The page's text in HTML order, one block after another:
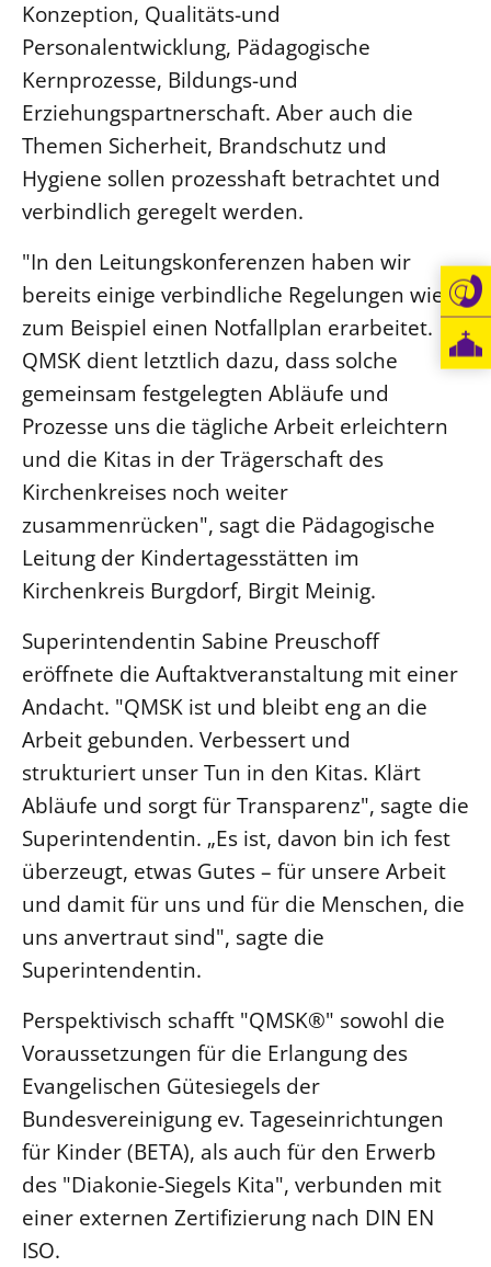
Konzeption, Qualitäts-und
Personalentwicklung, Pädagogische
Kernprozesse, Bildungs-und
Erziehungspartnerschaft. Aber auch die
Themen Sicherheit, Brandschutz und
Hygiene sollen prozesshaft betrachtet und
verbindlich geregelt werden.
"In den Leitungskonferenzen haben wir
bereits einige verbindliche Regelungen wie
zum Beispiel einen Notfallplan erarbeitet.
QMSK dient letztlich dazu, dass solche
gemeinsam festgelegten Abläufe und
Prozesse uns die tägliche Arbeit erleichtern
und die Kitas in der Trägerschaft des
Kirchenkreises noch weiter
zusammenrücken", sagt die Pädagogische
Leitung der Kindertagesstätten im
Kirchenkreis Burgdorf, Birgit Meinig.
Superintendentin Sabine Preuschoff
eröffnete die Auftaktveranstaltung mit einer
Andacht. "QMSK ist und bleibt eng an die
Arbeit gebunden. Verbessert und
strukturiert unser Tun in den Kitas. Klärt
Abläufe und sorgt für Transparenz", sagte die
Superintendentin. „Es ist, davon bin ich fest
überzeugt, etwas Gutes – für unsere Arbeit
und damit für uns und für die Menschen, die
uns anvertraut sind", sagte die
Superintendentin.
Perspektivisch schafft "QMSK®" sowohl die
Voraussetzungen für die Erlangung des
Evangelischen Gütesiegels der
Bundesvereinigung ev. Tageseinrichtungen
für Kinder (BETA), als auch für den Erwerb
des "Diakonie-Siegels Kita", verbunden mit
einer externen Zertifizierung nach DIN EN
ISO.